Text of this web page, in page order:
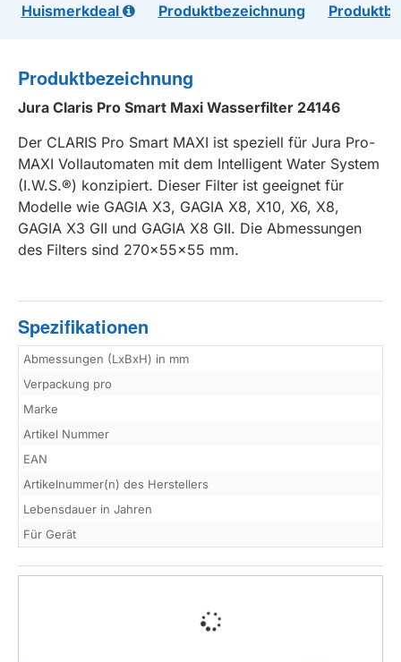
Huismerkdeal Produktbezeichnung
Produktbezeichnung
Jura Claris Pro Smart Maxi Wasserfilter 24146
Der CLARIS Pro Smart MAXI ist speziell für Jura Pro-
MAXI Vollautomaten mit dem Intelligent Water System
(I.W.S.®) konzipiert. Dieser Filter ist geeignet für
Modelle wie GAGIA X3, GAGIA X8, X10, X6, X8,
GAGIA X3 GII und GAGIA X8 GII. Die Abmessungen
des Filters sind 270x55x55 mm.
Spezifikationen
Abmessungen (LxBxH) in mm
Verpackung pro
Marke
Artikel Nummer
EAN
Artikelnummer(n) des Herstellers
Lebensdauer in Jahren
Für Gerät